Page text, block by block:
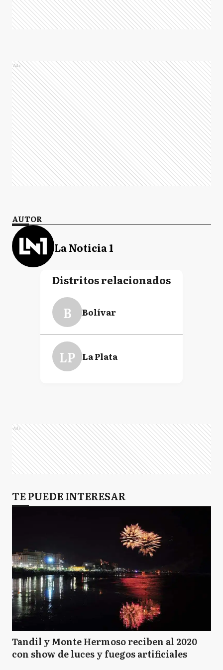
Ads
AUTOR
La Noticia 1
Distritos relacionados
B Bolívar
LP La Plata
Ads
TE PUEDE INTERESAR
Tandil y Monte Hermoso reciben al 2020
con show de luces y fuegos artificiales